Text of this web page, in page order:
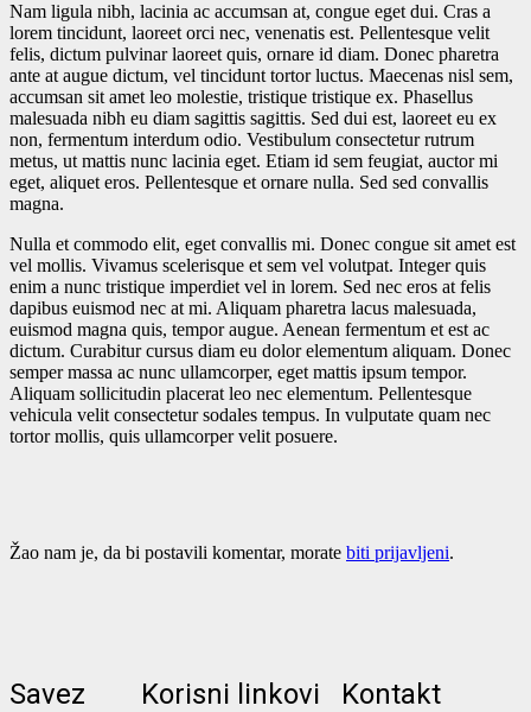
Nam ligula nibh, lacinia ac accumsan at, congue eget dui. Cras a
lorem tincidunt, laoreet orci nec, venenatis est. Pellentesque velit
felis, dictum pulvinar laoreet quis, ornare id diam. Donec pharetra
ante at augue dictum, vel tincidunt tortor luctus. Maecenas nisl sem,
accumsan sit amet leo molestie, tristique tristique ex. Phasellus
malesuada nibh eu diam sagittis sagittis. Sed dui est, laoreet eu ex
non, fermentum interdum odio. Vestibulum consectetur rutrum
metus, ut mattis nunc lacinia eget. Etiam id sem feugiat, auctor mi
eget, aliquet eros. Pellentesque et ornare nulla. Sed sed convallis
magna.
Nulla et commodo elit, eget convallis mi. Donec congue sit amet est
vel mollis. Vivamus scelerisque et sem vel volutpat. Integer quis
enim a nunc tristique imperdiet vel in lorem. Sed nec eros at felis
dapibus euismod nec at mi. Aliquam pharetra lacus malesuada,
euismod magna quis, tempor augue. Aenean fermentum et est ac
dictum. Curabitur cursus diam eu dolor elementum aliquam. Donec
semper massa ac nunc ullamcorper, eget mattis ipsum tempor.
Aliquam sollicitudin placerat leo nec elementum. Pellentesque
vehicula velit consectetur sodales tempus. In vulputate quam nec
tortor mollis, quis ullamcorper velit posuere.
Žao nam je, da bi postavili komentar, morate biti prijavljeni.
Savez Korisni linkovi Kontakt